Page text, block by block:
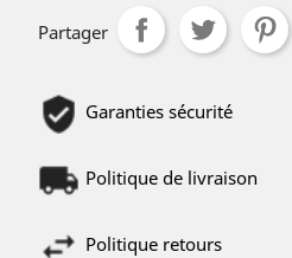
Partager
Garanties sécurité
Politique de livraison
Politique retours